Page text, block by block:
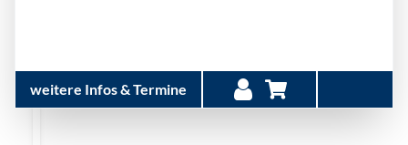
weitere Infos & Termine